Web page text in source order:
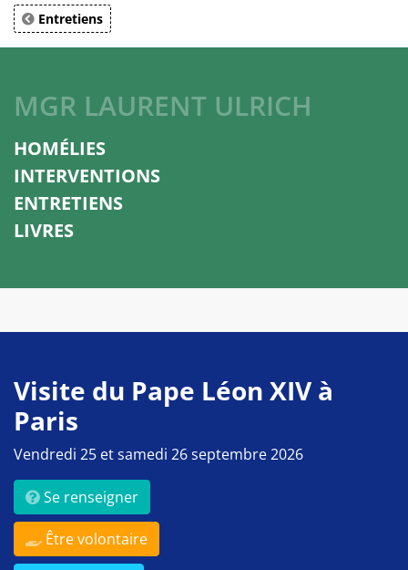
Entretiens
MGR LAURENT ULRICH
HOMÉLIES
INTERVENTIONS
ENTRETIENS
LIVRES
Visite du Pape Léon XIV à
Paris
Vendredi 25 et samedi 26 septembre 2026
Se renseigner
Être volontaire